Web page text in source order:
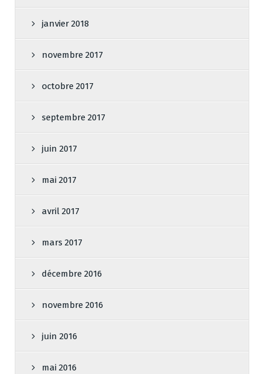
janvier 2018
novembre 2017
octobre 2017
septembre 2017
juin 2017
mai 2017
avril 2017
mars 2017
décembre 2016
novembre 2016
juin 2016
mai 2016